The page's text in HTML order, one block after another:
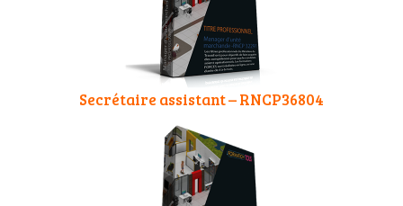
Secrétaire assistant – RNCP36804